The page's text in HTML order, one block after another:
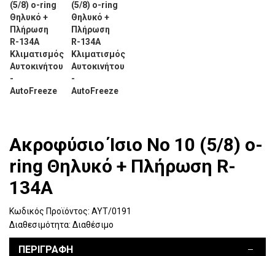
Ακροφύσιο Ίσιο Νο 10 (5/8) o-
ring Θηλυκό + Πλήρωση R-
134A
Κωδικός Προϊόντος: ΑΥΤ/0191
Διαθεσιμότητα: Διαθέσιμο
ΠΕΡΙΓΡΑΦΉ